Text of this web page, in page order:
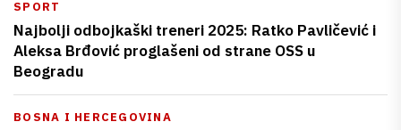
SPORT
Najbolji odbojkaški treneri 2025: Ratko Pavličević i
Aleksa Brđović proglašeni od strane OSS u
Beogradu
BOSNA I HERCEGOVINA